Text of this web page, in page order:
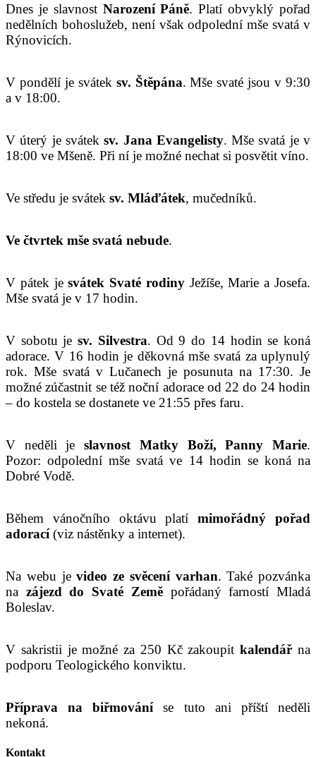
Dnes je slavnost Narození Páně. Platí obvyklý pořad
nedělních bohoslužeb, není však odpolední mše svatá v
Rýnovicích.
V pondělí je svátek sv. Štěpána. Mše svaté jsou v 9:30
a v 18:00.
V úterý je sváteksv. Jana Evangelisty. Mše svatá je v
18:00 ve Mšeně. Při ní je možné nechat si posvětit víno.
Ve středu je svátek sv. Mláďátek, mučedníků.
Ve čtvrtek mše svatá nebude.
V pátek jesvátek Svaté rodinyJežíše, Marie a Josefa.
Mše svatá je v 17 hodin.
V sobotu jesv. Silvestra. Od 9 do 14 hodin se koná
adorace. V 16 hodin je děkovná mše svatá za uplynulý
rok. Mše svatá v Lučanech je posunuta na 17:30. Je
možné zúčastnit se též noční adorace od 22 do 24 hodin
– do kostela se dostanete ve 21:55 přes faru.
V neděli jeslavnost Matky Boží, Panny Marie.
Pozor: odpolední mše svatá ve 14 hodin se koná na
Dobré Vodě.
Během vánočního oktávu platímimořádný pořad
adorací(viz nástěnky a internet).
Na webu jevideo ze svěcení varhan. Také pozvánka
na zájezd do Svaté Zeměpořádaný farností Mladá
Boleslav.
V sakristii je možné za 250 Kč zakoupitkalendář na
podporu Teologického konviktu.
Příprava na biřmováníse tuto ani příští neděli
nekoná.
Kontakt